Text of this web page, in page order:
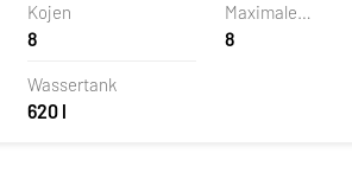
Kojen
8
Maximale
Personenanzahl
8
Wassertank
620 l